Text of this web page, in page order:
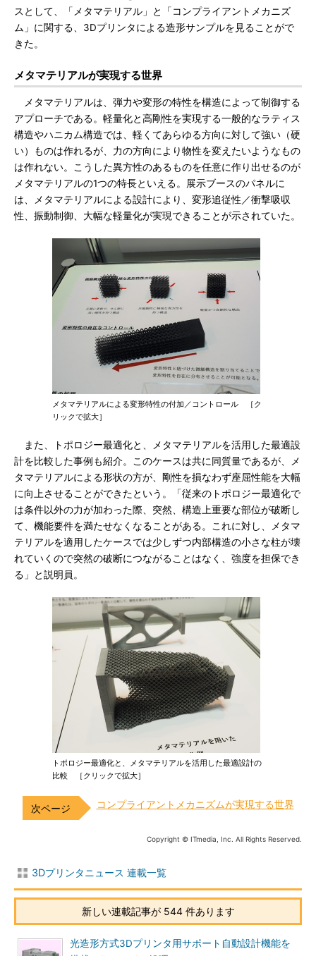
スとして、「メタマテリアル」と「コンプライアントメカニズ
ム」に関する、3Dプリンタによる造形サンプルを見ることがで
きた。
メタマテリアルが実現する世界
メタマテリアルは、弾力や変形の特性を構造によって制御する
アプローチである。軽量化と高剛性を実現する一般的なラティス
構造やハニカム構造では、軽くてあらゆる方向に対して強い（硬
い）ものは作れるが、力の方向により物性を変えたいようなもの
は作れない。こうした異方性のあるものを任意に作り出せるのが
メタマテリアルの1つの特長といえる。展示ブースのパネルに
は、メタマテリアルによる設計により、変形追従性／衝撃吸収
性、振動制御、大幅な軽量化が実現できることが示されていた。
メタマテリアルによる変形特性の付加／コントロール ［ク
リックで拡大］
また、トポロジー最適化と、メタマテリアルを活用した最適設
計を比較した事例も紹介。このケースは共に同質量であるが、メ
タマテリアルによる形状の方が、剛性を損なわず座屈性能を大幅
に向上させることができたという。「従来のトポロジー最適化で
は条件以外の力が加わった際、突然、構造上重要な部位が破断し
て、機能要件を満たせなくなることがある。これに対し、メタマ
テリアルを適用したケースでは少しずつ内部構造の小さな柱が壊
れていくので突然の破断につながることはなく、強度を担保でき
る」と説明員。
トポロジー最適化と、メタマテリアルを活用した最適設計の
比較 ［クリックで拡大］
コンプライアントメカニズムが実現する世界
Copyright © ITmedia, Inc. All Rights Reserved.
3Dプリンタニュース 連載一覧
新しい連載記事が 544 件あります
光造形方式3Dプリンタ用サポート自動設計機能を